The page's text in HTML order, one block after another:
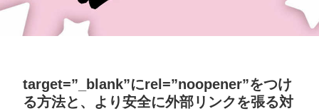
target=”_blank”にrel=”noopener”をつけ
る方法と、より安全に外部リンクを張る対